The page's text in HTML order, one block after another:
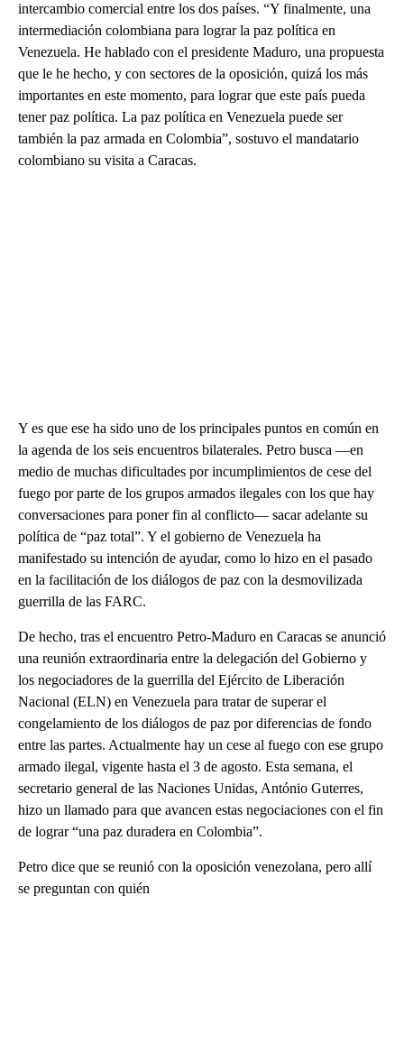
intercambio comercial entre los dos países. “Y finalmente, una
intermediación colombiana para lograr la paz política en
Venezuela. He hablado con el presidente Maduro, una propuesta
que le he hecho, y con sectores de la oposición, quizá los más
importantes en este momento, para lograr que este país pueda
tener paz política. La paz política en Venezuela puede ser
también la paz armada en Colombia”, sostuvo el mandatario
colombiano su visita a Caracas.
Y es que ese ha sido uno de los principales puntos en común en
la agenda de los seis encuentros bilaterales. Petro busca —en
medio de muchas dificultades por incumplimientos de cese del
fuego por parte de los grupos armados ilegales con los que hay
conversaciones para poner fin al conflicto— sacar adelante su
política de “paz total”. Y el gobierno de Venezuela ha
manifestado su intención de ayudar, como lo hizo en el pasado
en la facilitación de los diálogos de paz con la desmovilizada
guerrilla de las FARC.
De hecho, tras el encuentro Petro-Maduro en Caracas se anunció
una reunión extraordinaria entre la delegación del Gobierno y
los negociadores de la guerrilla del Ejército de Liberación
Nacional (ELN) en Venezuela para tratar de superar el
congelamiento de los diálogos de paz por diferencias de fondo
entre las partes. Actualmente hay un cese al fuego con ese grupo
armado ilegal, vigente hasta el 3 de agosto. Esta semana, el
secretario general de las Naciones Unidas, António Guterres,
hizo un llamado para que avancen estas negociaciones con el fin
de lograr “una paz duradera en Colombia”.
Petro dice que se reunió con la oposición venezolana, pero allí
se preguntan con quién